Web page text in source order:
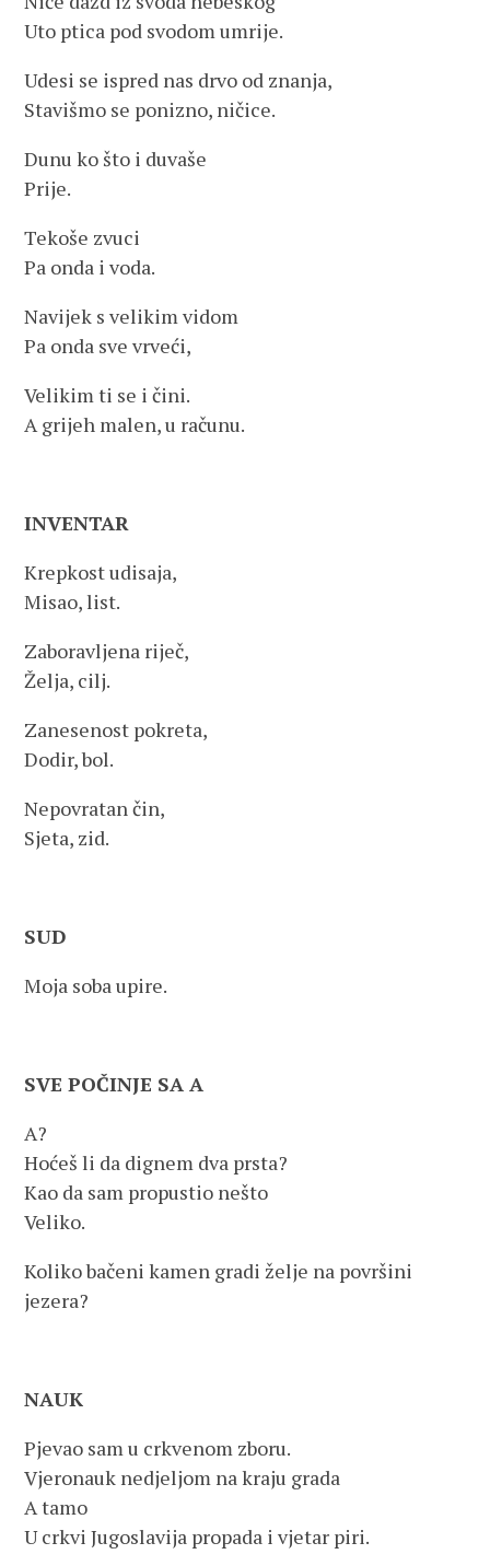
Uto ptica pod svodom umrije.
Udesi se ispred nas drvo od znanja,
Stavišmo se ponizno, ničice.
Dunu ko što i duvaše
Prije.
Tekoše zvuci
Pa onda i voda.
Navijek s velikim vidom
Pa onda sve vrveći,
Velikim ti se i čini.
A grijeh malen, u računu.
INVENTAR
Krepkost udisaja,
Misao, list.
Zaboravljena riječ,
Želja, cilj.
Zanesenost pokreta,
Dodir, bol.
Nepovratan čin,
Sjeta, zid.
SUD
Moja soba upire.
SVE POČINJE SA A
A?
Hoćeš li da dignem dva prsta?
Kao da sam propustio nešto
Veliko.
Koliko bačeni kamen gradi želje na površini
jezera?
NAUK
Pjevao sam u crkvenom zboru.
Vjeronauk nedjeljom na kraju grada
A tamo
U crkvi Jugoslavija propada i vjetar piri.